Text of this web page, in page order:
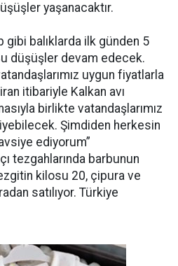
yaşanacaktır.
gibi balıklarda ilk günden 5
düşüşler devam edecek.
uygun fiyatlarla
itibariyle Kalkan avı
birlikte vatandaşlarımız
Şimdiden herkesin
ediyorum”
tezgahlarında barbunun
kilosu 20, çipura ve
satılıyor. Türkiye